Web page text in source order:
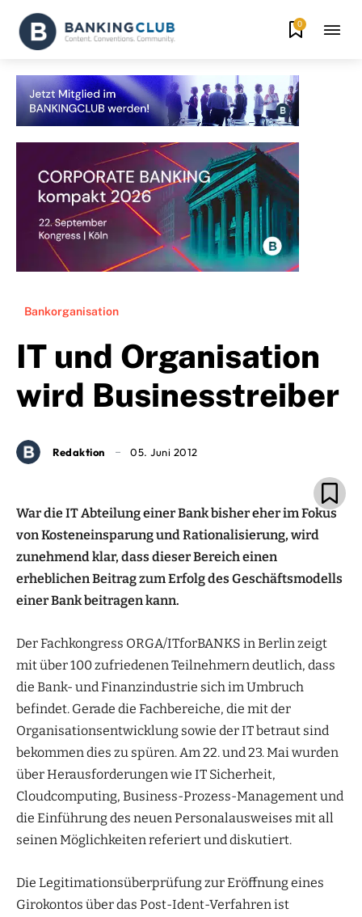
0
Bankorganisation
IT und Organisation
wird Businesstreiber
Redaktion 05. Juni 2012
War die IT Abteilung einer Bank bisher eher im Fokus
von Kosteneinsparung und Rationalisierung, wird
zunehmend klar, dass dieser Bereich einen
erheblichen Beitrag zum Erfolg des Geschäftsmodells
einer Bank beitragen kann.
Der Fachkongress ORGA/ITforBANKS in Berlin zeigt
mit über 100 zufriedenen Teilnehmern deutlich, dass
die Bank- und Finanzindustrie sich im Umbruch
befindet. Gerade die Fachbereiche, die mit der
Organisationsentwicklung sowie der IT betraut sind
bekommen dies zu spüren. Am 22. und 23. Mai wurden
über Herausforderungen wie IT Sicherheit,
Cloudcomputing, Business-Prozess-Management und
die Einführung des neuen Personalausweises mit all
seinen Möglichkeiten referiert und diskutiert.
Die Legitimationsüberprüfung zur Eröffnung eines
Girokontos über das Post-Ident-Verfahren ist